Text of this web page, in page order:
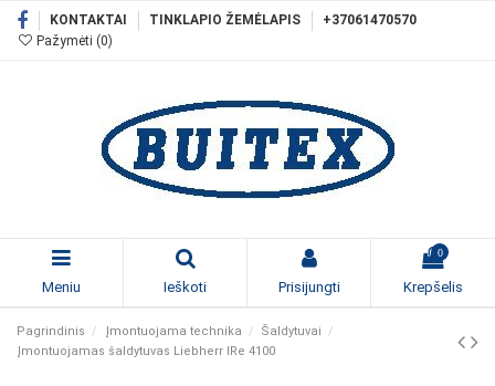
KONTAKTAI TINKLAPIO ŽEMĖLAPIS
+37061470570
Pažymėti (0)
Meniu Ieškoti Prisijungti
0
Krepšelis
Pagrindinis Įmontuojama technika
Šaldytuvai
Įmontuojamas šaldytuvas Liebherr IRe 4100